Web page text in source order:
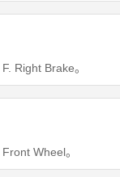
Right Brake。
Wheel。